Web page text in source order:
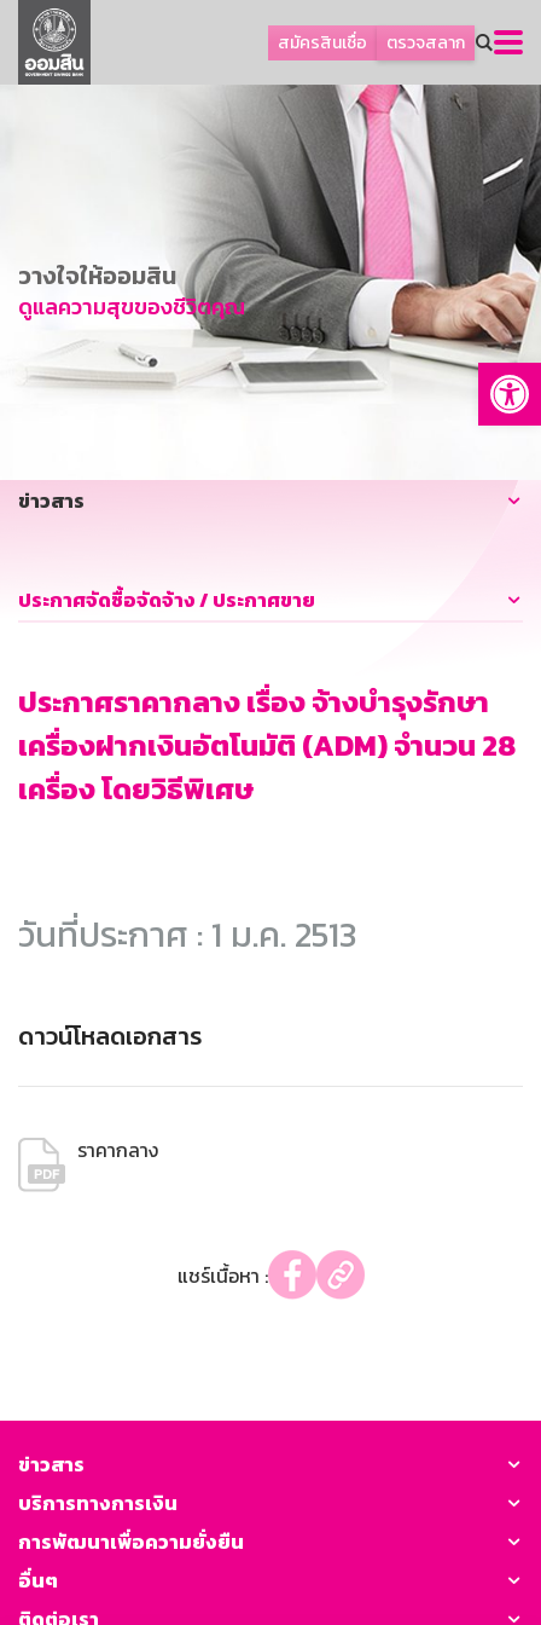
สมัครสินเชื่อ ตรวจสลาก
ลูกค้าธุรกิจ
ลูกค้าผู้ประกอบรายย่อย
การพัฒนาที่ยั่งยืน
ข่าวสาร
บริการทางการเงิน
อื่นๆ
วางใจให้ออมสิน
ดูแลความสุขของชีวิตคุณ
ข่าวสาร
ประกาศจัดซื้อจัดจ้าง / ประกาศขาย
ประกาศราคากลาง เรื่อง จ้างบำรุงรักษา
เครื่องฝากเงินอัตโนมัติ (ADM) จำนวน 28
เครื่อง โดยวิธีพิเศษ
วันที่ประกาศ : 1 ม.ค. 2513
ดาวน์โหลดเอกสาร
ราคากลาง
แชร์เนื้อหา :
ข่าวสาร
บริการทางการเงิน
การพัฒนาเพื่อความยั่งยืน
อื่นๆ